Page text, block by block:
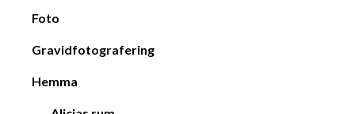
Foto
Gravidfotografering
Hemma